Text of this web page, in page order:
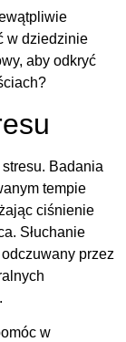
w dziedzinie
aby odkryć
Badania
tempie
ciśnienie
Słuchanie
przez
w